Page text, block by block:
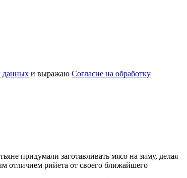
данных и выражаю Согласие на обработку
придумали заготавливать мясо на зиму, делая
отличием рийета от своего ближайшего